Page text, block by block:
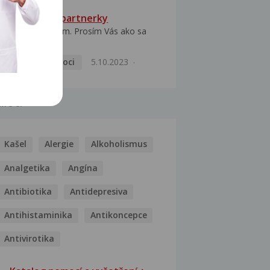
HPV typ 52 u partnerky
Dobrý deň prajem. Prosím Vás ako sa
Pohlavní nemoci
5.10.2023
Kašel Alergie Alkoholismus
Analgetika Angína
Antibiotika Antidepresiva
Antihistaminika Antikoncepce
Antivirotika